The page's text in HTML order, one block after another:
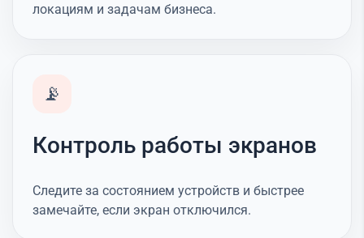
локациям и задачам бизнеса.
📡
Контроль работы экранов
Следите за состоянием устройств и быстрее
замечайте, если экран отключился.